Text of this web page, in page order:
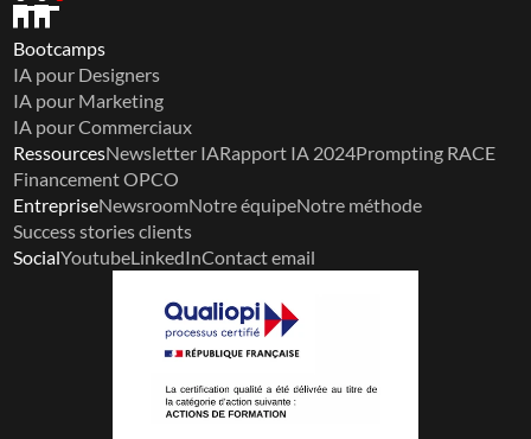
Bootcamps
IA pour Designers
IA pour Marketing
IA pour Commerciaux
RessourcesNewsletter IARapport IA 2024Prompting RACE
Financement OPCO
EntrepriseNewsroomNotre équipeNotre méthode
Success stories clients
SocialYoutubeLinkedInContact email